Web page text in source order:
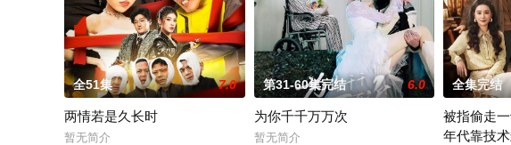
全51集 7.0
两情若是久长时
暂无简介
第31-60集完结 6.0
为你千千万万次
暂无简介
全集完结
被指偷走
年代靠技